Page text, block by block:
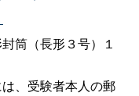
筒（長形３号）１
、受験者本人の郵